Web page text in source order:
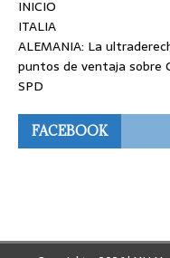
INICIO
ITALIA
ALEMANIA: La
puntos de ventaja sobre
SPD
FACEBOOK